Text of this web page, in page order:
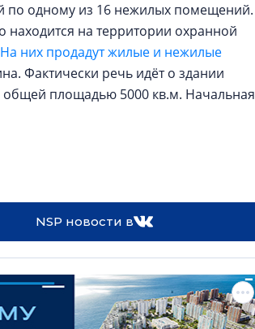
по одному из 16 нежилых помещений.
находится на территории охранной
На них продадут жилые и нежилые
Фактически речь идёт о здании
площадью 5000 кв.м. Начальная
NSP новости в